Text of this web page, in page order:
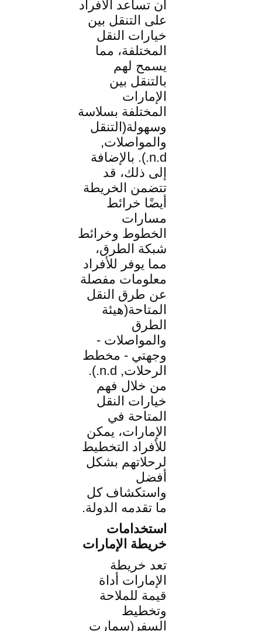
أن تساعد الأفراد
على التنقل بين
خيارات النقل
المختلفة، مما
يسمح لهم
بالتنقل بين
الإمارات
المختلفة بسلاسة
وسهولة(التنقل
والمواصلات,
n.d.). بالإضافة
إلى ذلك، قد
تتضمن الخريطة
أيضًا خرائط
مسارات
الخطوط وخرائط
شبكة الطرق،
مما يوفر للأفراد
معلومات مفصلة
عن طرق النقل
المتاحة(هيئة
الطرق
والمواصلات -
وجهتي - مخطط
الرحلات, n.d.).
من خلال فهم
خيارات النقل
المتاحة في
الإمارات، يمكن
للأفراد التخطيط
لرحلاتهم بشكل
أفضل
واستكشاف كل
ما تقدمه الدولة.
استخدامات
خريطة الإمارات
تعد خريطة
الإمارات أداة
قيمة للملاحة
وتخطيط
السفر(سمارت